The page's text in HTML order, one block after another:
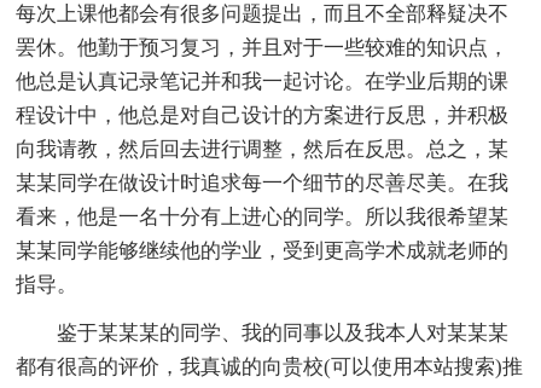
每次上课他都会有很多问题提出，而且不全部释疑决不
罢休。他勤于预习复习，并且对于一些较难的知识点，
他总是认真记录笔记并和我一起讨论。在学业后期的课
程设计中，他总是对自己设计的方案进行反思，并积极
向我请教，然后回去进行调整，然后在反思。总之，某
某某同学在做设计时追求每一个细节的尽善尽美。在我
看来，他是一名十分有上进心的同学。所以我很希望某
某某同学能够继续他的学业，受到更高学术成就老师的
指导。
鉴于某某某的同学、我的同事以及我本人对某某某
都有很高的评价，我真诚的向贵校(可以使用本站搜索)推